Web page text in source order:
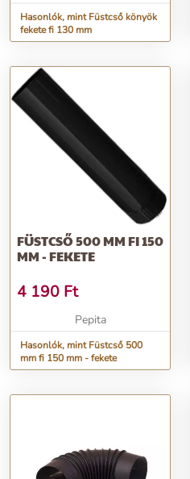
Hasonlók, mint Füstcső könyök
fekete fi 130 mm
FÜSTCSŐ 500 MM FI 150
MM - FEKETE
4 190 Ft
Pepita
Hasonlók, mint Füstcső 500
mm fi 150 mm - fekete